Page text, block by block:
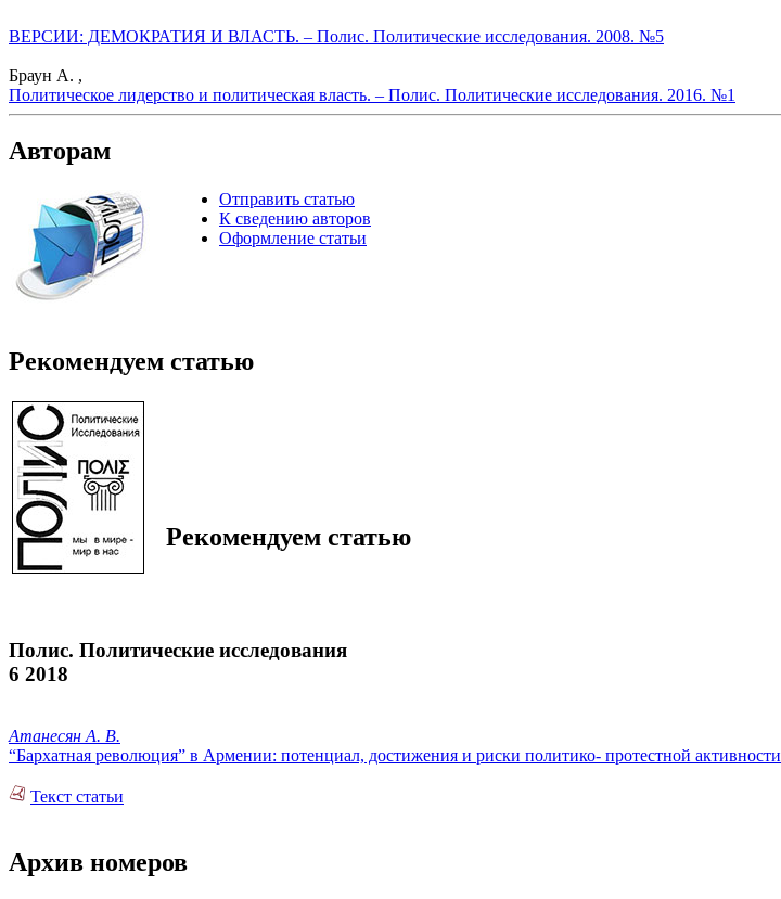
ВЕРСИИ: ДЕМОКРАТИЯ И ВЛАСТЬ. – Полис. Политические исследования. 2008. №5
Браун А. ,
Политическое лидерство и политическая власть. – Полис. Политические исследования. 2016. №1
Авторам
Отправить статью
К сведению авторов
Оформление статьи
Рекомендуем статью
Рекомендуем статью
Полис. Политические исследования
6 2018
Атанесян А. В.
“Бархатная революция” в Армении: потенциал, достижения и риски политико- протестной активности
Текст статьи
Архив номеров